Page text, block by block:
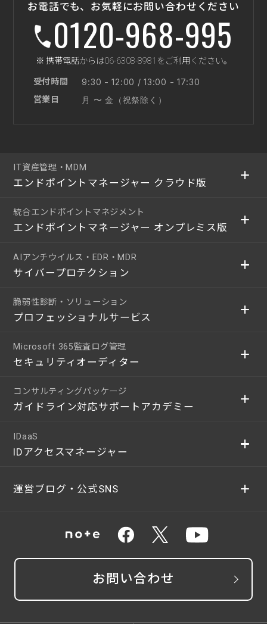
お電話でも、お気軽にお問い合わせください
0120-968-995
※ 携帯電話からは06-6308-8981をご利用ください。
受付時間 9:30 - 12:00 / 13:00 - 17:30
営業日 月 〜 金（祝祭除く）
IT資産管理・MDM
エンドポイントマネージャー クラウド版
統合エンドポイントマネジメント
エンドポイントマネージャー オンプレミス版
AIアンチウイルス・EDR・MDR
サイバープロテクション
脆弱性診断・ソリューション
プロフェッショナルサービス
Microsoft 365監査ログ管理
セキュリティオーディター
コンサルティングパッケージ
ガイドライン対応サポートアカデミー
IDaaS
IDアクセスマネージャー
運営ブログ・公式SNS
お問い合わせ